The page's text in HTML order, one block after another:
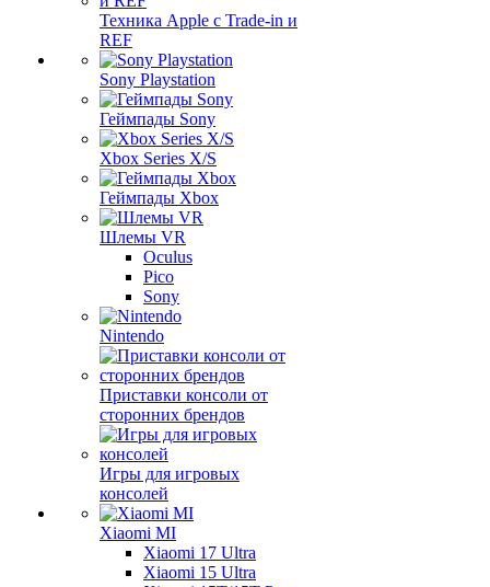
Техника Apple с Trade-in и
REF
Sony Playstation
Геймпады Sony
Xbox Series X/S
Геймпады Xbox
Шлемы VR
Oculus
Pico
Sony
Nintendo
Приставки консоли от
сторонних брендов
Игры для игровых
консолей
Xiaomi MI
Xiaomi 17 Ultra
Xiaomi 15 Ultra